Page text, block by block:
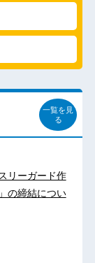
一覧を見
る
リーガード作
の締結につい